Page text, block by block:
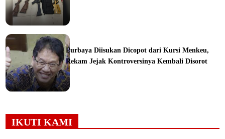
Purbaya Diisukan Dicopot dari Kursi Menkeu,
Rekam Jejak Kontroversinya Kembali Disorot
IKUTI KAMI